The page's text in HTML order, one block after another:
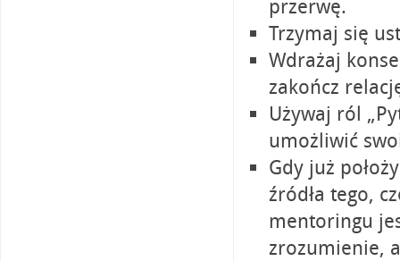
przerwę.
Trzymaj się
Wdrażaj
zakończ
Używaj ról
umożliwić
Gdy już
źródła tego,
mentoringu
zrozumienie,